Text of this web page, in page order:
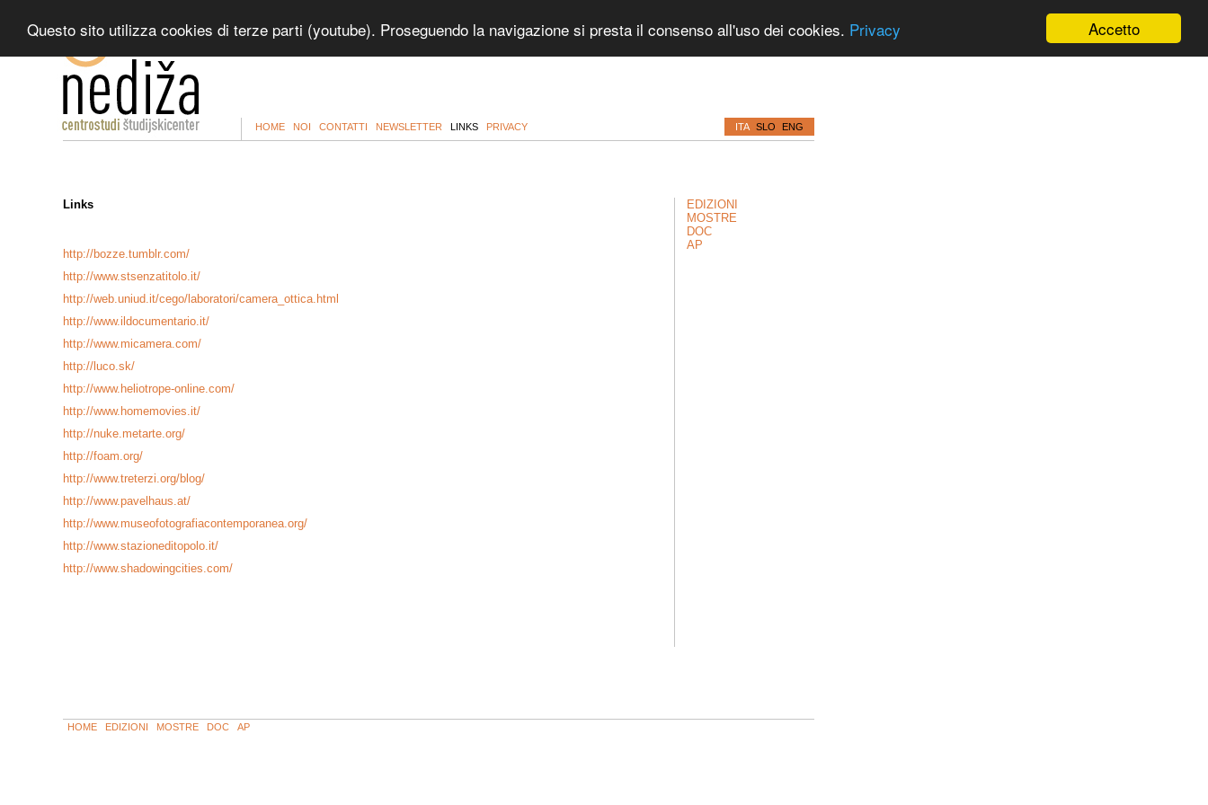
Accetto
Questo sito utilizza cookies di terze parti (youtube). Proseguendo la navigazione si presta il consenso all'uso dei cookies. Privacy
Links
http://bozze.tumblr.com/
http://www.stsenzatitolo.it/
http://web.uniud.it/cego/laboratori/camera_ottica.html
http://www.ildocumentario.it/
http://www.micamera.com/
http://luco.sk/
http://www.heliotrope-online.com/
http://www.homemovies.it/
http://nuke.metarte.org/
http://foam.org/
http://www.treterzi.org/blog/
http://www.pavelhaus.at/
http://www.museofotografiacontemporanea.org/
http://www.stazioneditopolo.it/
http://www.shadowingcities.com/
HOME EDIZIONI MOSTRE DOC AP
EDIZIONI
MOSTRE
DOC
AP
HOME NOI CONTATTI NEWSLETTER LINKS PRIVACY ITA SLO ENG